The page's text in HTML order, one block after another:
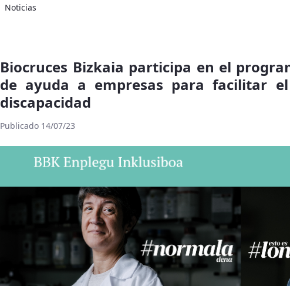
Noticias
Biocruces Bizkaia participa en el
de ayuda a empresas para facilitar
discapacidad
Publicado 14/07/23